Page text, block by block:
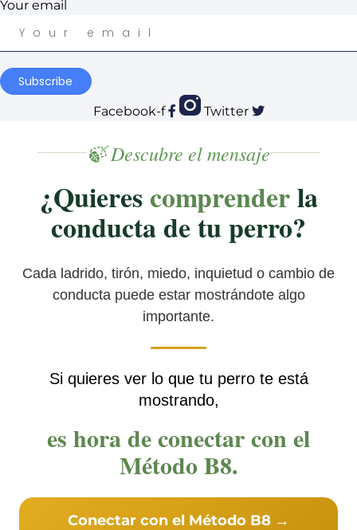
Your email
Subscribe
Facebook-f Twitter
🍃 Descubre el mensaje
¿Quieres comprenderla
conducta de tu perro?
Cada ladrido, tirón, miedo, inquietud o cambio de
conducta puede estar mostrándote algo
importante.
Si quieres ver lo que tu perro te está
mostrando,
es hora de conectar con el
Método B8.
Conectar con el Método B8 →